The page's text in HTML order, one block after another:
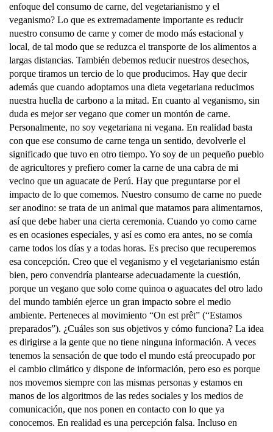
enfoque del consumo de carne, del vegetarianismo y el
veganismo? Lo que es extremadamente importante es reducir
nuestro consumo de carne y comer de modo más estacional y
local, de tal modo que se reduzca el transporte de los alimentos a
largas distancias. También debemos reducir nuestros desechos,
porque tiramos un tercio de lo que producimos. Hay que decir
además que cuando adoptamos una dieta vegetariana reducimos
nuestra huella de carbono a la mitad. En cuanto al veganismo, sin
duda es mejor ser vegano que comer un montón de carne.
Personalmente, no soy vegetariana ni vegana. En realidad basta
con que ese consumo de carne tenga un sentido, devolverle el
significado que tuvo en otro tiempo. Yo soy de un pequeño pueblo
de agricultores y prefiero comer la carne de una cabra de mi
vecino que un aguacate de Perú. Hay que preguntarse por el
impacto de lo que comemos. Nuestro consumo de carne no puede
ser anodino: se trata de un animal que matamos para alimentarnos,
así que debe haber una cierta ceremonia. Cuando yo como carne
es en ocasiones especiales, y así es como era antes, no se comía
carne todos los días y a todas horas. Es preciso que recuperemos
esa concepción. Creo que el veganismo y el vegetarianismo están
bien, pero convendría plantearse adecuadamente la cuestión,
porque un vegano que solo come quinoa o aguacates del otro lado
del mundo también ejerce un gran impacto sobre el medio
ambiente. Perteneces al movimiento “On est prêt” (“Estamos
preparados”). ¿Cuáles son sus objetivos y cómo funciona? La idea
es dirigirse a la gente que no tiene ninguna información. A veces
tenemos la sensación de que todo el mundo está preocupado por
el cambio climático y dispone de información, pero eso es porque
nos movemos siempre con las mismas personas y estamos en
manos de los algoritmos de las redes sociales y los medios de
comunicación, que nos ponen en contacto con lo que ya
conocemos. En realidad es una percepción falsa. Incluso en